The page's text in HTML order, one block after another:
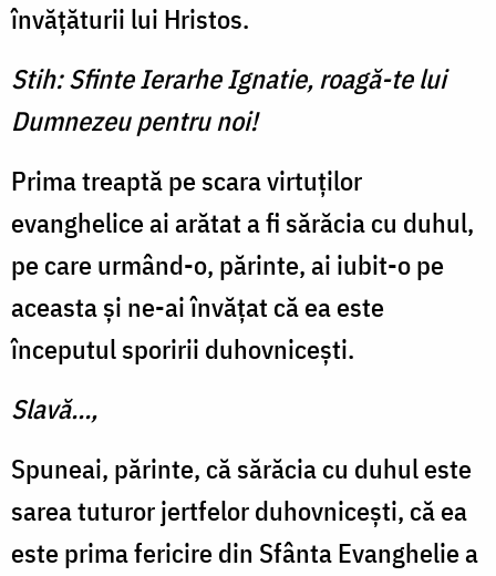
învățăturii lui Hristos.
Stih: Sfinte Ierarhe Ignatie, roagă-te lui
Dumnezeu pentru noi!
Prima treaptă pe scara virtuților
evanghelice ai arătat a fi sărăcia cu duhul,
pe care urmând-o, părinte, ai iubit-o pe
aceasta și ne-ai învățat că ea este
începutul sporirii duhovnicești.
Slavă…,
Spuneai, părinte, că sărăcia cu duhul este
sarea tuturor jertfelor duhovnicești, că ea
este prima fericire din Sfânta Evanghelie a